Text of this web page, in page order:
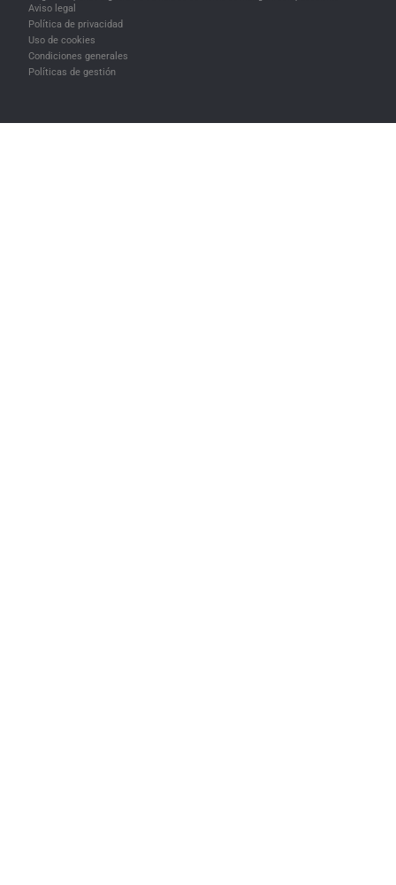
Aviso legal
Política de privacidad
Uso de cookies
Condiciones generales
Políticas de gestión